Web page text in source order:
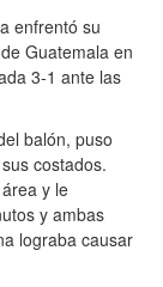
enfrentó su
Guatemala en
3-1 ante las
balón, puso
costados.
y le
y ambas
lograba causar